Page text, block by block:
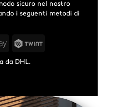
sicuro nel nostro
i seguenti metodi di
da DHL.